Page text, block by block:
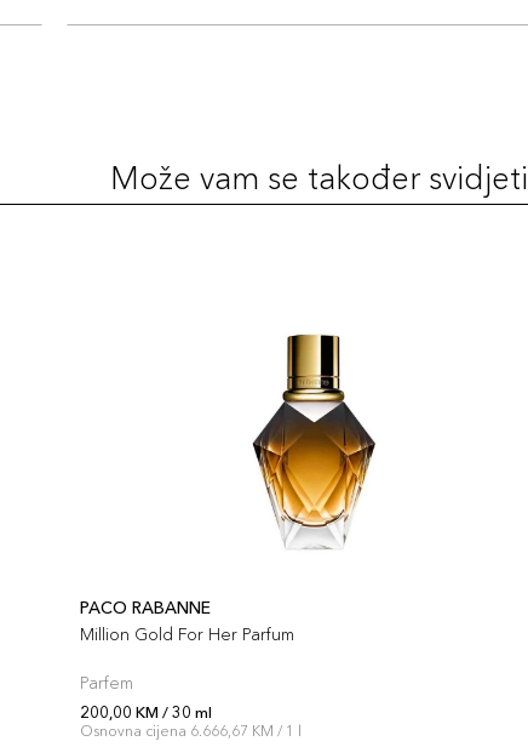
Može vam se također svidjeti
PACO RABANNE
Million Gold For Her Parfum
Parfem
200,00 KM / 30 ml
Osnovna cijena 6.666,67 KM / 1 l